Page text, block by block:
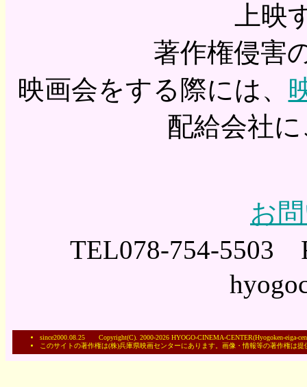
上映
著作権侵害
映画会をする際には、
配給会社
お
TEL078-754-5503
since2000.08.25 Copyright(C). 2000-2026 HYOGO-CINEMA-CENTER(Hyogoken-eiga-
このサイトの著作権は(株)兵庫県映画センターにあります。画像・情報等の著作権は